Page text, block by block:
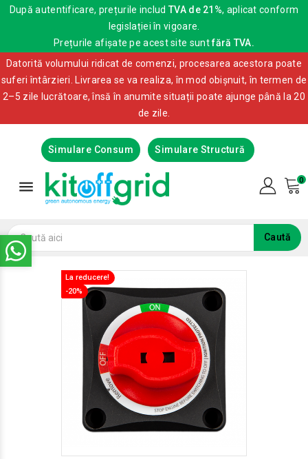
După autentificare, prețurile includTVA de 21%, aplicat conform
legislației în vigoare.
Prețurile afișate pe acest site suntfără TVA.
Datorită volumului ridicat de comenzi, procesarea acestora poate
suferi întârzieri. Livrarea se va realiza, în mod obișnuit, în termen de
2–5 zile lucrătoare, însă în anumite situații poate ajunge până la 20
de zile.
Simulare Consum Simulare Structură
 0
Caută
La reducere!
-20%
La reducere!
-20%